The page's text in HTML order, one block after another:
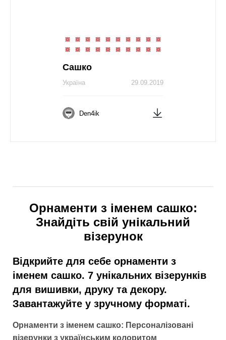
Сашко
29.09.2019
Україна
Den4ik
Орнаменти з іменем сашко:
Знайдіть свій унікальний
візерунок
Відкрийте для себе орнаменти з
іменем сашко. 7 унікальних візерунків
для вишивки, друку та декору.
Завантажуйте у зручному форматі.
Орнаменти з іменем сашко: Персоналізовані
візерунки з українським колоритом